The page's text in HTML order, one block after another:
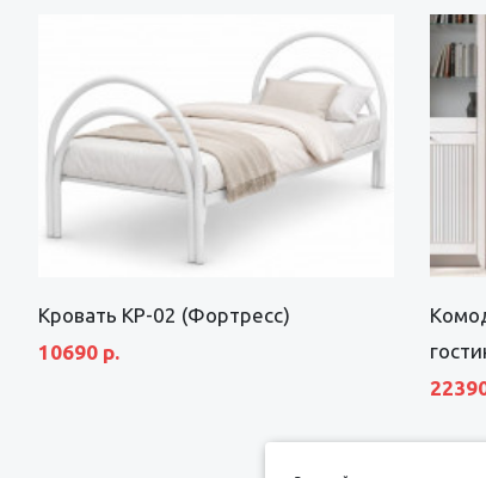
Кровать КР-02 (Фортресс)
10690 р.